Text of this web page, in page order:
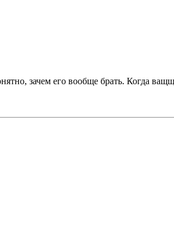
зачем его вообще брать. Когда